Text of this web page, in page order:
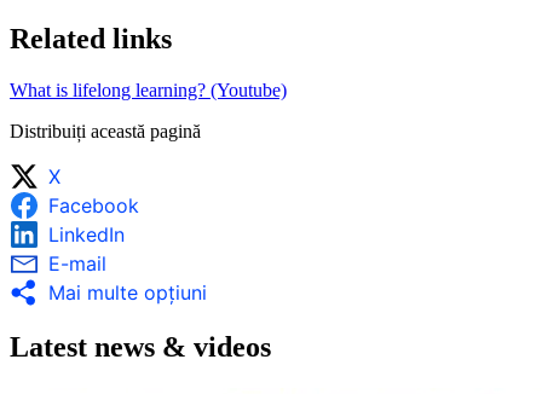
Related links
What is lifelong learning? (Youtube)
Distribuiți această pagină
X
Facebook
LinkedIn
E-mail
Mai multe opţiuni
Latest news & videos